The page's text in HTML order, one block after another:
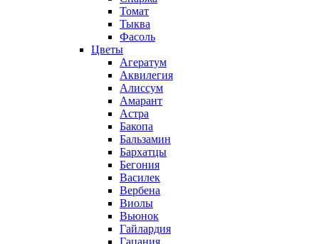
Томат
Тыква
Фасоль
Цветы
Агератум
Аквилегия
Алиссум
Амарант
Астра
Бакопа
Бальзамин
Бархатцы
Бегония
Василек
Вербена
Виолы
Вьюнок
Гайлардия